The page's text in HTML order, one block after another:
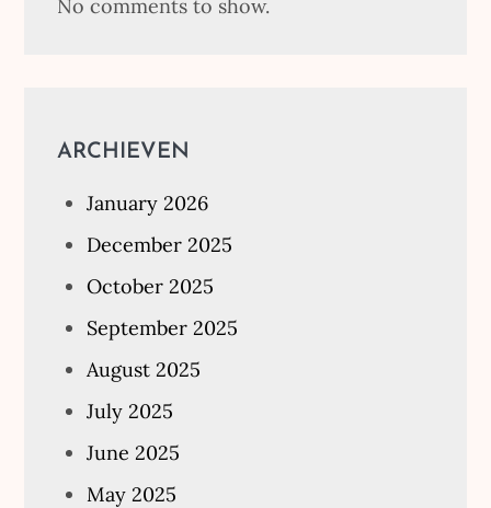
No comments to show.
ARCHIEVEN
January 2026
December 2025
October 2025
September 2025
August 2025
July 2025
June 2025
May 2025